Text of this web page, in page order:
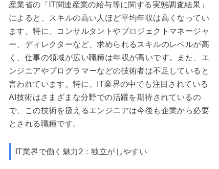
産業省の「IT関連産業の給与等に関する実態調査結果」
によると、スキルの高い人ほど平均年収は高くなってい
ます。特に、コンサルタントやプロジェクトマネージャ
ー、ディレクターなど、求められるスキルのレベルが高
く、仕事の領域が広い職種は年収が高いです。また、エ
ンジニアやプログラマーなどの技術者は不足していると
言われています。特に、IT業界の中でも注目されている
AI技術はさまざまな分野での活躍を期待されているの
で、この技術を扱えるエンジニアは今後も企業から必要
とされる職種です。
IT業界で働く魅力2：独立がしやすい